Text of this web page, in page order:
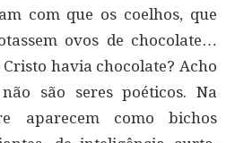
com que os coelhos, que
ovos de chocolate…
Cristo havia chocolate? Acho
são seres poéticos. Na
aparecem como bichos